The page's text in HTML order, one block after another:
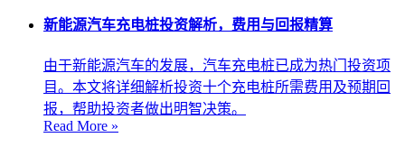
新能源汽车充电桩投资解析，费用与回报精算
由于新能源汽车的发展，汽车充电桩已成为热门投资项
目。本文将详细解析投资十个充电桩所需费用及预期回
报，帮助投资者做出明智决策。
Read More »